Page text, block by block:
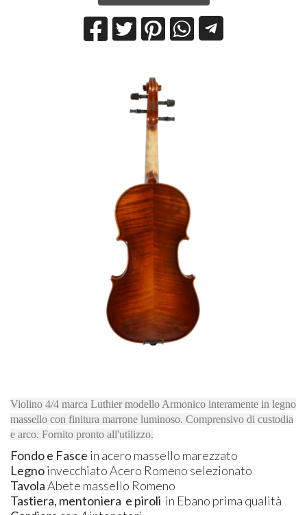
Violino 4/4 marca Luthier modello Armonico interamente in legno
massello con finitura marrone luminoso. Comprensivo di custodia
e arco. Fornito pronto all'utilizzo.
Fondo e Fasce in acero massello marezzato
Legnoinvecchiato Acero Romeno selezionato
Tavola Abete massello Romeno
Tastiera, mentoniera e piroli in Ebano prima qualità